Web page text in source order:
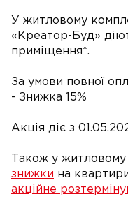
У житловому
«Креатор-Буд»
приміщення*.
За умови повної
- Знижка 15%
Акція діє з
Також у
знижки на
акційне